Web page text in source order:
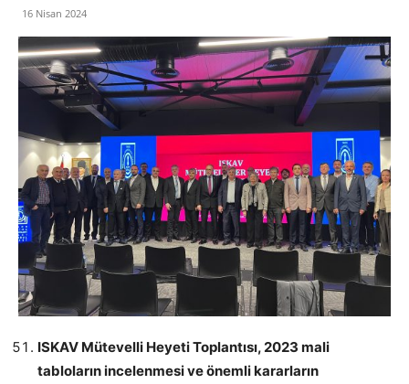
16 Nisan 2024
ISKAV Mütevelli Heyeti Toplantısı, 2023 mali
tabloların incelenmesi ve önemli kararların